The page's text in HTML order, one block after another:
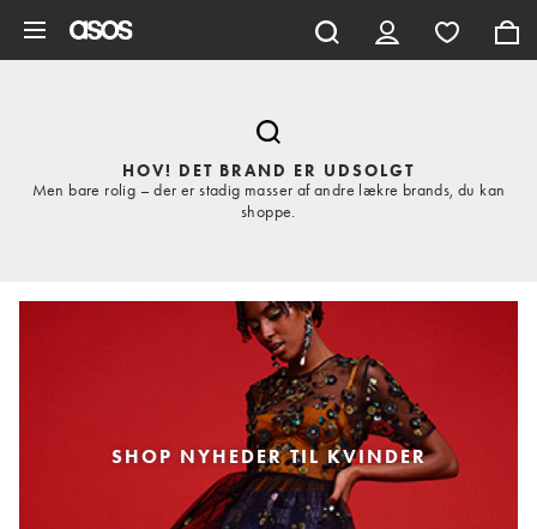
HOV! DET BRAND ER UDSOLGT
Men bare rolig – der er stadig masser af andre lækre brands, du kan
shoppe.
SHOP NYHEDER TIL KVINDER